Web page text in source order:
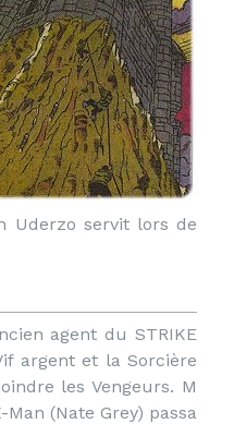
Uderzo servit lors de
agent du STRIKE
argent et la Sorcière
les Vengeurs. M
(Nate Grey) passa